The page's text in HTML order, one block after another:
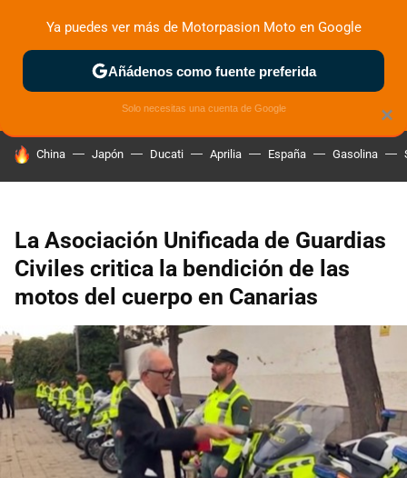
ZONA DE PRUEBAS DEPORTIVAS MOTOS ELÉCTRICAS
HOY SE HABLA DE
China Japón Ducati Aprilia España Gasolina
La Asociación Unificada de Guardias
Civiles critica la bendición de las
motos del cuerpo en Canarias
×
Ya puedes ver más de Motorpasion Moto en Google
Añádenos como fuente preferida
Solo necesitas una cuenta de Google